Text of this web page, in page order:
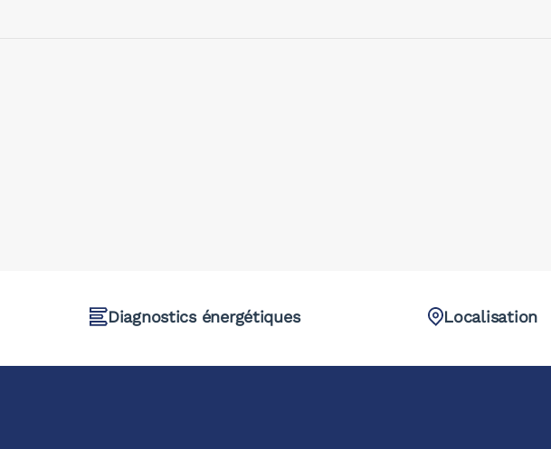
Diagnostics énergétiques Localisation